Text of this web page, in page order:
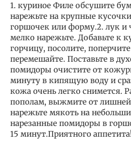
1. куриное Филе обсушите
нарежьте на крупные
горшочек или форму.2. лук и
мелко нарежьте. Добавьте к
горчицу, посолите,
перемешайте. Поставьте в
помидоры очистите от
минуту в кипящую воду и
кожа очень легко снимется.
пополам, выжмите от
нарежьте мякоть на
нарезанные помидоры в
15 минут.Приятного